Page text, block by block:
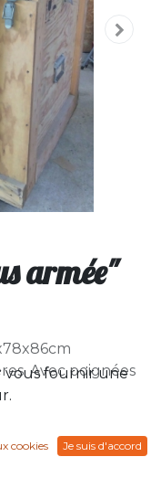
armée"
Avec poignées
vous fournir une
cookies Je suis d'accord